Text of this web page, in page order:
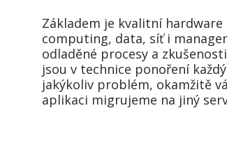
Základem je kvalitní
computing, data, síť i
odladěné procesy a
jsou v technice ponoření
jakýkoliv problém, okamžitě
aplikaci migrujeme na jiný